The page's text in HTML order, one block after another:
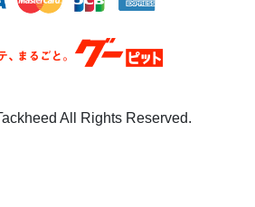
All Rights Reserved.